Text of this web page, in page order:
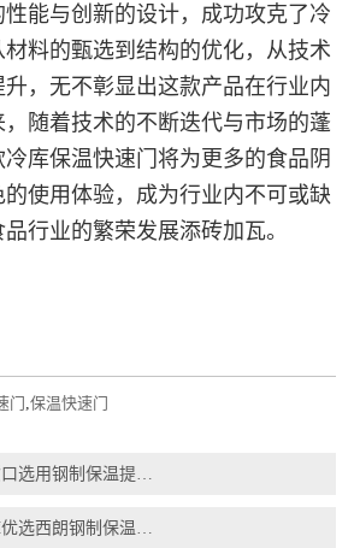
能与创新的设计，成功攻克了冷
料的甄选到结构的优化，从技术
，无不彰显出这款产品在行业内
随着技术的不断迭代与市场的蓬
库保温快速门将为更多的食品阴
使用体验，成为行业内不可或缺
行业的繁荣发展添砖加瓦。
门 保温快速门